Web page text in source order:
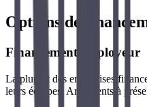
Options de
Financement employeur
La plupart des entreprises
leurs équipes. Arguments à